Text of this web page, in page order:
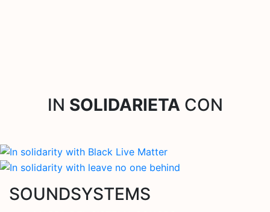
IN SOLIDARIETA CON
SOUNDSYSTEMS